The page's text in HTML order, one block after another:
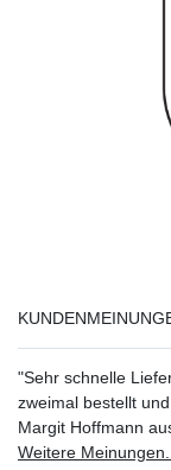
"Sehr schnelle
zweimal bestellt
Margit Hoffmann
Weitere Meinungen...